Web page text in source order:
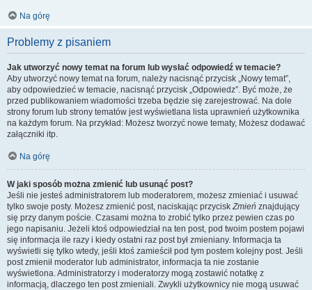
Na górę
Problemy z pisaniem
Jak utworzyć nowy temat na forum lub wysłać odpowiedź w temacie?
Aby utworzyć nowy temat na forum, należy nacisnąć przycisk „Nowy temat”,
aby odpowiedzieć w temacie, nacisnąć przycisk „Odpowiedz”. Być może, że
przed publikowaniem wiadomości trzeba będzie się zarejestrować. Na dole
strony forum lub strony tematów jest wyświetlana lista uprawnień użytkownika
na każdym forum. Na przykład: Możesz tworzyć nowe tematy, Możesz dodawać
załączniki itp.
Na górę
W jaki sposób można zmienić lub usunąć post?
Jeśli nie jesteś administratorem lub moderatorem, możesz zmieniać i usuwać
tylko swoje posty. Możesz zmienić post, naciskając przyciskZmień znajdujący
się przy danym poście. Czasami można to zrobić tylko przez pewien czas po
jego napisaniu. Jeżeli ktoś odpowiedział na ten post, pod twoim postem pojawi
się informacja ile razy i kiedy ostatni raz post był zmieniany. Informacja ta
wyświetli się tylko wtedy, jeśli ktoś zamieścił pod tym postem kolejny post. Jeśli
post zmienił moderator lub administrator, informacja ta nie zostanie
wyświetlona. Administratorzy i moderatorzy mogą zostawić notatkę z
informacją, dlaczego ten post zmieniali. Zwykli użytkownicy nie mogą usuwać